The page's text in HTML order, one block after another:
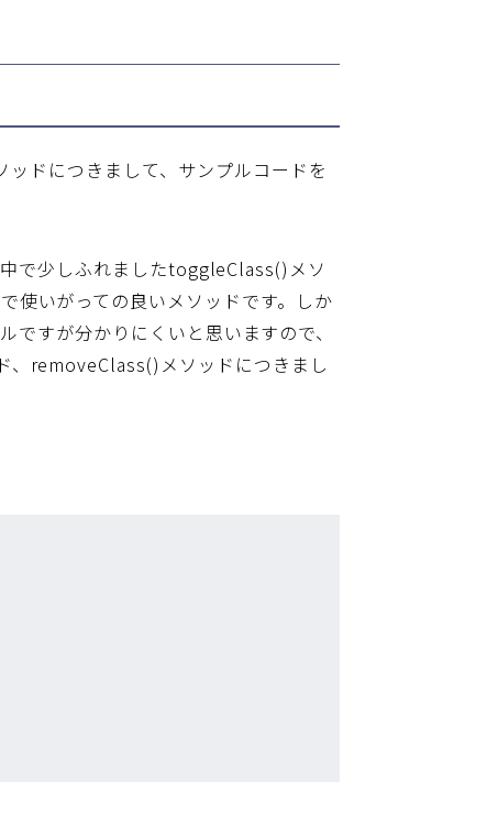
ドにつきまして、サンプルコードを
で少しふれましたtoggleClass()メソ
使いがっての良いメソッドです。しか
すが分かりにくいと思いますので、
removeClass()メソッドにつきまし